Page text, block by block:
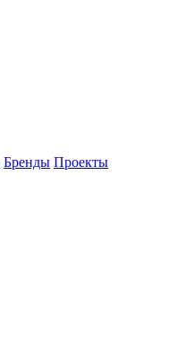
Бренды Проекты